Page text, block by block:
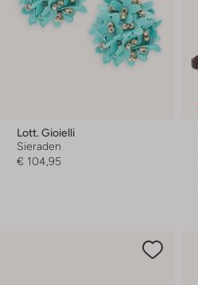
Lott. Gioielli
Sieraden
€ 104,95